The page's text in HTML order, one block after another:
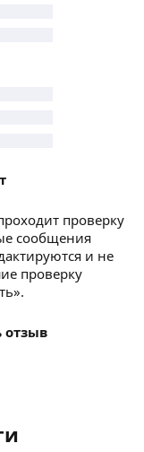
проверку
сообщения
и не
проверку
отзыв